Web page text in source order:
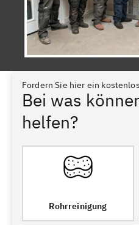
Fordern Sie hier ein
Bei was
helfen?
Rohrreinigung